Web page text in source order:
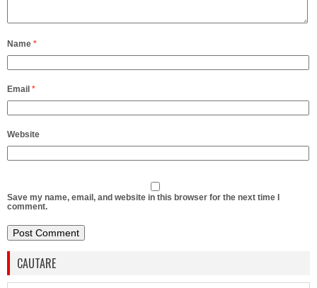
Name *
Email *
Website
Save my name, email, and website in this browser for the next time I
comment.
CAUTARE